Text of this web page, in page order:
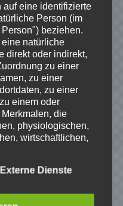
und
Web-
auf:
1
auf eine identifizierte
Person (im
beziehen.
natürliche
direkt oder indirekt,
zu einer
zu einer
zu einer
einem oder
die
physiologischen,
wirtschaftlichen,
identifiziert werden
Externe Dienste